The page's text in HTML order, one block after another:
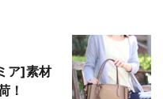
ア]素材
！